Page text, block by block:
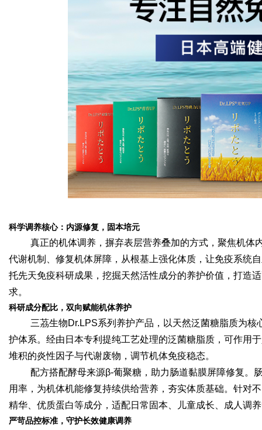
科学调养核心：内源修复，固本培元
真正的机体调养，摒弃表层营养叠加的方式，聚焦机体
代谢机制、修复机体屏障，从根基上强化体质，让免疫系统
托先天免疫科研成果，挖掘天然活性成分的养护价值，打造
求。
科研成分配比，双向赋能机体养护
三茘生物Dr.LPS系列养护产品，以天然泛菌糖脂质为
护体系。经由日本专利提纯工艺处理的泛菌糖脂质，可作用
堆积的炎性因子与代谢废物，调节机体免疫稳态。
配方搭配酵母来源β-葡聚糖，助力肠道黏膜屏障修复。
用率，为机体机能修复持续供给营养，夯实体质基础。针对
精华、优质蛋白等成分，适配日常固本、儿童成长、成人调
严苛品控标准，守护长效健康调养